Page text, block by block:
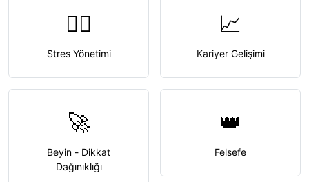
🧘‍♀️
Stres Yönetimi
📈
Kariyer Gelişimi
🚀
Beyin - Dikkat
Dağınıklığı
👑
Felsefe